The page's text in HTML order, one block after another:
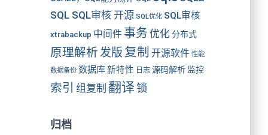
SQL SQL审核 开源 SQL优化 SQL审核
xtrabackup 中间件 事务 优化 分布式
原理解析发版 复制 开源软件 性能
数据备份 数据库 新特性 日志 源码解析 监控
索引 组复制 翻译锁
归档